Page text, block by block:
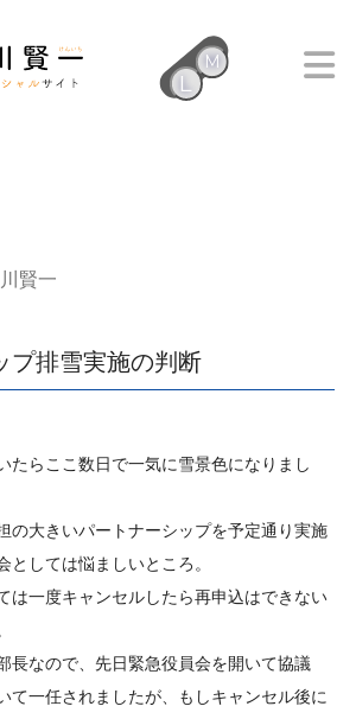
M
L
川賢一
プ排雪実施の判断
たらここ数日で一気に雪景色になりまし
の大きいパートナーシップを予定通り実施
としては悩ましいところ。
は一度キャンセルしたら再申込はできない
長なので、先日緊急役員会を開いて協議
て一任されましたが、もしキャンセル後に